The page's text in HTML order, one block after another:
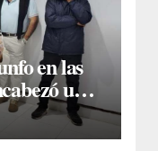
en las
un
dirigentes